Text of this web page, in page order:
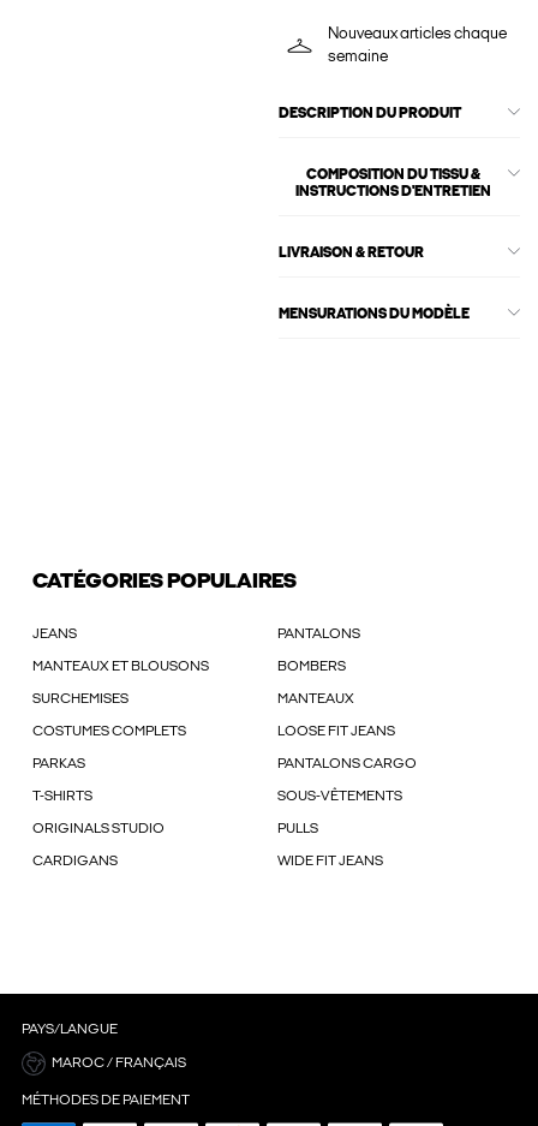
Nouveaux articles chaque
semaine
DESCRIPTION DU PRODUIT
COMPOSITION DU TISSU &
INSTRUCTIONS D'ENTRETIEN
LIVRAISON & RETOUR
MENSURATIONS DU MODÈLE
CATÉGORIES POPULAIRES
JEANS PANTALONS
MANTEAUX ET BLOUSONS BOMBERS
SURCHEMISES MANTEAUX
COSTUMES COMPLETS LOOSE FIT JEANS
PARKAS PANTALONS CARGO
T-SHIRTS SOUS-VÊTEMENTS
ORIGINALS STUDIO PULLS
CARDIGANS WIDE FIT JEANS
PAYS/LANGUE
MAROC / FRANÇAIS
MÉTHODES DE PAIEMENT